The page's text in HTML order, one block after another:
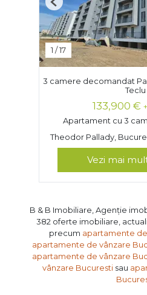
1 /17
Previous
3 camere decomandat
Teclu
133,900 €
Apartament cu 3
Theodor Pallady,
Vezi mai
B & B Imobiliare, Agenție
382 oferte imobiliare,
precum apartamente
apartamente de vânzare
apartamente de vânzare
vânzare Bucuresti sau